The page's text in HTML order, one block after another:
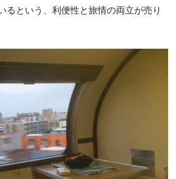
るという、利便性と旅情の両立が売り